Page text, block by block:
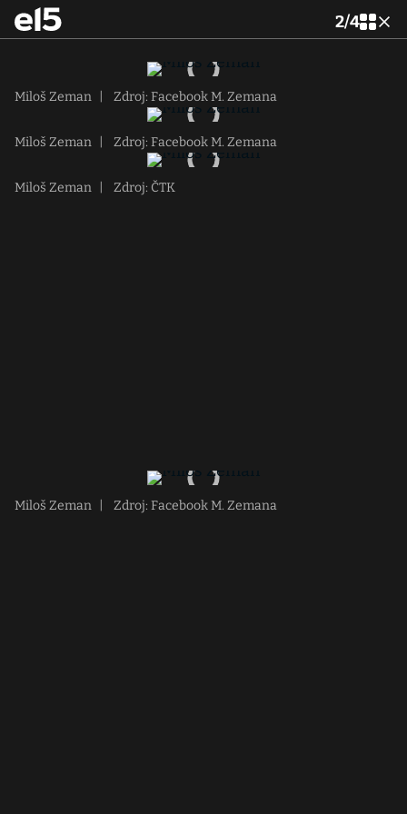
2/4
Miloš Zeman Zdroj: Facebook M. Zemana
Miloš Zeman Zdroj: Facebook M. Zemana
Miloš Zeman Zdroj: ČTK
Miloš Zeman Zdroj: Facebook M. Zemana